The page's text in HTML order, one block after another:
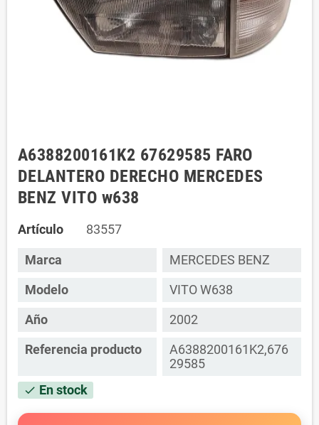
A6388200161K2 67629585 FARO
DELANTERO DERECHO MERCEDES
BENZ VITO w638
Artículo 83557
Marca
MERCEDES BENZ
Modelo
VITO W638
Año
2002
Referencia producto
A6388200161K2,676
29585
check En stock